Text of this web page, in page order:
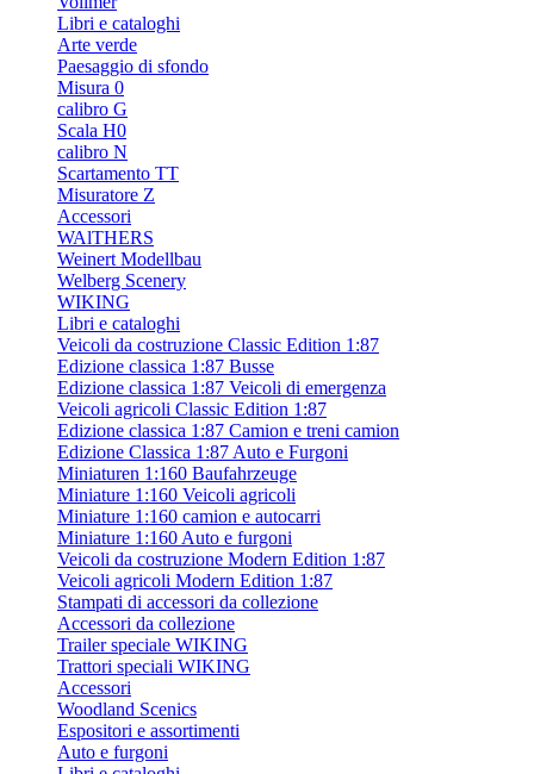
Libri e cataloghi
Arte verde
Paesaggio di sfondo
Misura 0
calibro G
Scala H0
calibro N
Scartamento TT
Misuratore Z
Accessori
WAlTHERS
Weinert Modellbau
Welberg Scenery
WIKING
Libri e cataloghi
Veicoli da costruzione Classic Edition 1:87
Edizione classica 1:87 Busse
Edizione classica 1:87 Veicoli di emergenza
Veicoli agricoli Classic Edition 1:87
Edizione classica 1:87 Camion e treni camion
Edizione Classica 1:87 Auto e Furgoni
Miniaturen 1:160 Baufahrzeuge
Miniature 1:160 Veicoli agricoli
Miniature 1:160 camion e autocarri
Miniature 1:160 Auto e furgoni
Veicoli da costruzione Modern Edition 1:87
Veicoli agricoli Modern Edition 1:87
Stampati di accessori da collezione
Accessori da collezione
Trailer speciale WIKING
Trattori speciali WIKING
Accessori
Woodland Scenics
Espositori e assortimenti
Auto e furgoni